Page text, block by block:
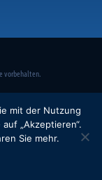
vorbehalten.
mit der Nutzung
„Akzeptieren“.
Sie mehr.